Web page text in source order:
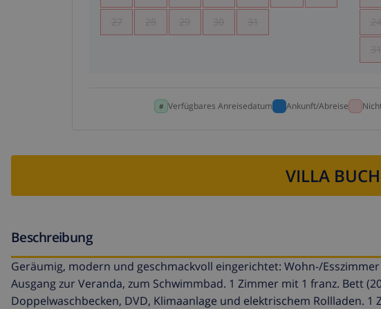
27 28 29 30 31 24
31
Verfügbares Anreisedatum Ankunft/Abreise
VILLA
Beschreibung
Geräumig, modern und geschmackvoll eingerichtet: Wohn-/
Ausgang zur Veranda, zum Schwimmbad. 1 Zimmer mit 1 franz. Bett
Doppelwaschbecken, DVD, Klimaanlage und elektrischem Rollladen.